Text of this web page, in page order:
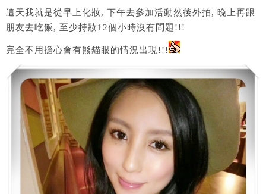
這天我就是從早上化妝, 下午去參加活動然後外拍, 晚上再跟
朋友去吃飯, 至少持妝12個小時沒有問題!!!
完全不用擔心會有熊貓眼的情況出現!!!